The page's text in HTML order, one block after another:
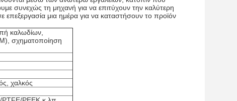
συνεχώς τη μηχανή για να επιτύχουν την καλύτερη
μια ημέρα για να καταστήσουν το προϊόν
καλωδίων,
σχηματοποίηση
χαλκός